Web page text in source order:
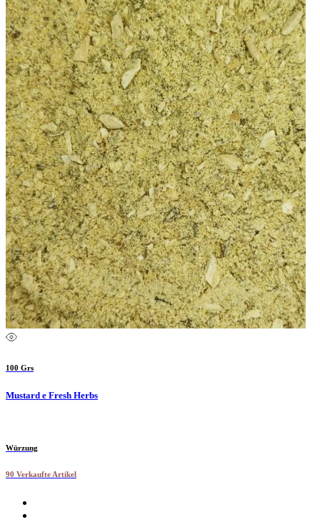
100 Grs
Mustard e Fresh Herbs
Würzung
90 Verkaufte Artikel